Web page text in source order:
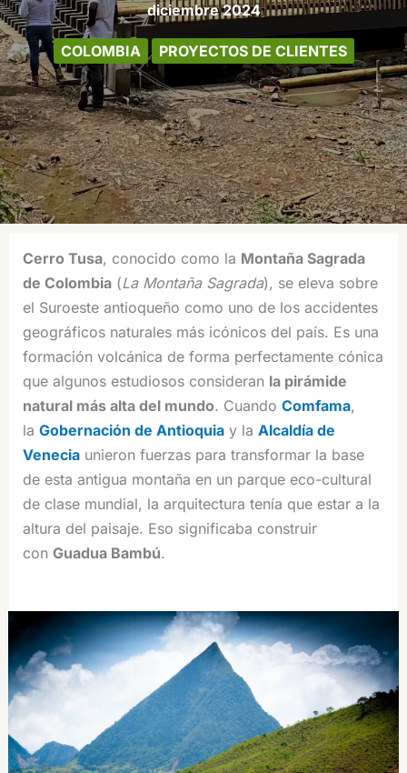
diciembre 2024
COLOMBIA PROYECTOS DE CLIENTES
Cerro Tusa, conocido como la Montaña Sagrada
de Colombia (La Montaña Sagrada), se eleva sobre
el Suroeste antioqueño como uno de los accidentes
geográficos naturales más icónicos del país. Es una
formación volcánica de forma perfectamente cónica
que algunos estudiosos consideran la pirámide
natural más alta del mundo. Cuando Comfama,
la Gobernación de Antioquia y la Alcaldía de
Venecia unieron fuerzas para transformar la base
de esta antigua montaña en un parque eco-cultural
de clase mundial, la arquitectura tenía que estar a la
altura del paisaje. Eso significaba construir
con Guadua Bambú.